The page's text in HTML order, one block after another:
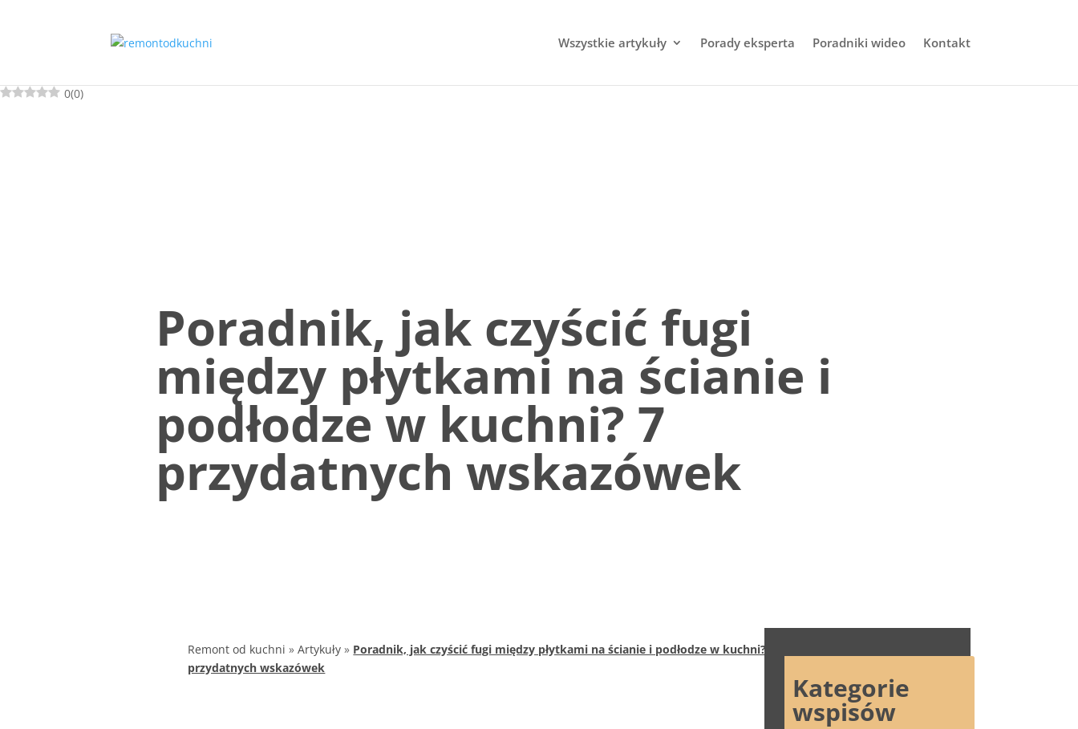
Wszystkie artykuły Porady eksperta Poradniki wideo Kontakt
0(0)
Poradnik, jak czyścić fugi
między płytkami na ścianie i
podłodze w kuchni? 7
przydatnych wskazówek
Remont od kuchni »Artykuły » Poradnik, jak czyścić fugi między płytkami na ścianie i podłodze w kuchni? 7
przydatnych wskazówek
Kategorie
wspisów